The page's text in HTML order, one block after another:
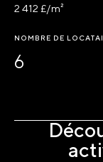
2 412 £/m²
NOMBRE DE
6